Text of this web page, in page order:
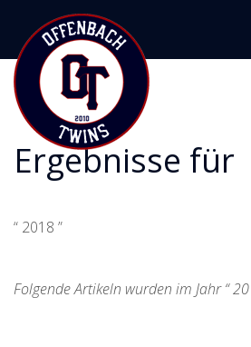
Ergebnisse für
“ 2018 ”
Folgende Artikeln wurden im Jahr “